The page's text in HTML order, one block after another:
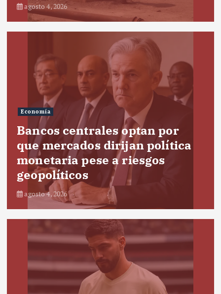
agosto 4, 2026
Economía
Bancos centrales optan por
que mercados dirijan política
monetaria pese a riesgos
geopolíticos
agosto 4, 2026